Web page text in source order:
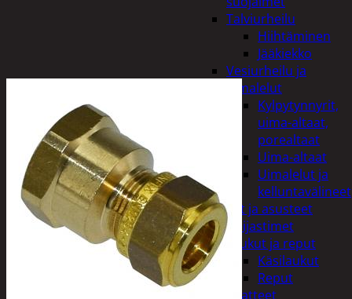
Talviurheilu
Hiihtäminen
Jääkiekko
Vesiurheilu ja
uimalelut
Kylpytynnyrit,
uima-altaat,
porealtaat
Uima-altaat
Uimalelut ja
kelluntavälineet
Vaatteet ja asusteet
Heijastimet
Laukut ja reput
Käsilaukut
Reput
Vaatteet